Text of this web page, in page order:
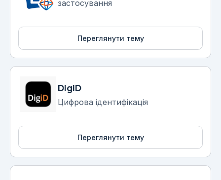
застосування
Переглянути тему
DigiD
Цифрова ідентифікація
Переглянути тему